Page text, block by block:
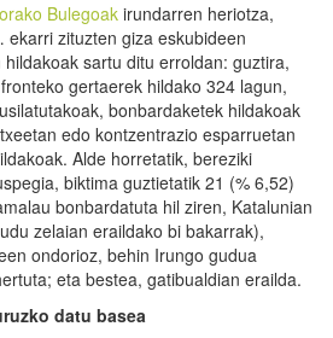
Bulegoak irundarren heriotza,
zituzten giza eskubideen
sartu ditu erroldan: guztira,
gertaerek hildako 324 lagun,
bonbardaketek hildakoak
edo kontzentrazio esparruetan
Alde horretatik, bereziki
biktima guztietatik 21 (% 6,52)
bonbardatuta hil ziren, Katalunian
zelaian eraildako bi bakarrak),
ondorioz, behin Irungo gudua
eta bestea, gatibualdian erailda.
datu basea